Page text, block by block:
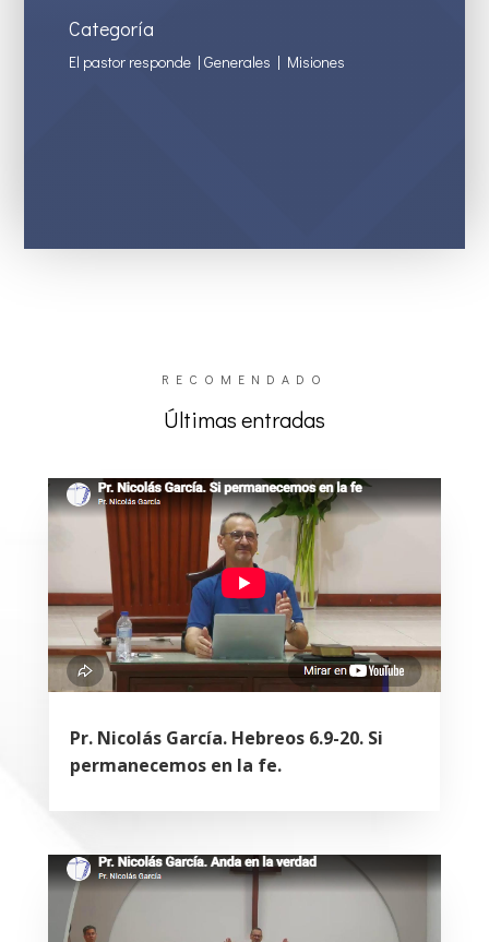
Categoría
El pastor responde| Generales | Misiones
RECOMENDADO
Últimas entradas
Pr. Nicolás García. Hebreos 6.9-20. Si
permanecemos en la fe.